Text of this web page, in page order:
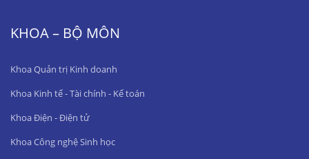
KHOA – BỘ MÔN
Khoa Quản trị Kinh doanh
Khoa Kinh tế - Tài chính - Kế toán
Khoa Điện - Điện tử
Khoa Công nghệ Sinh học